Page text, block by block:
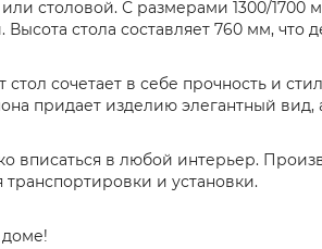
столовой. С размерами 1300/1700
стола составляет 760 мм, что
сочетает в себе прочность и
придает изделию элегантный вид,
вписаться в любой интерьер.
транспортировки и установки.